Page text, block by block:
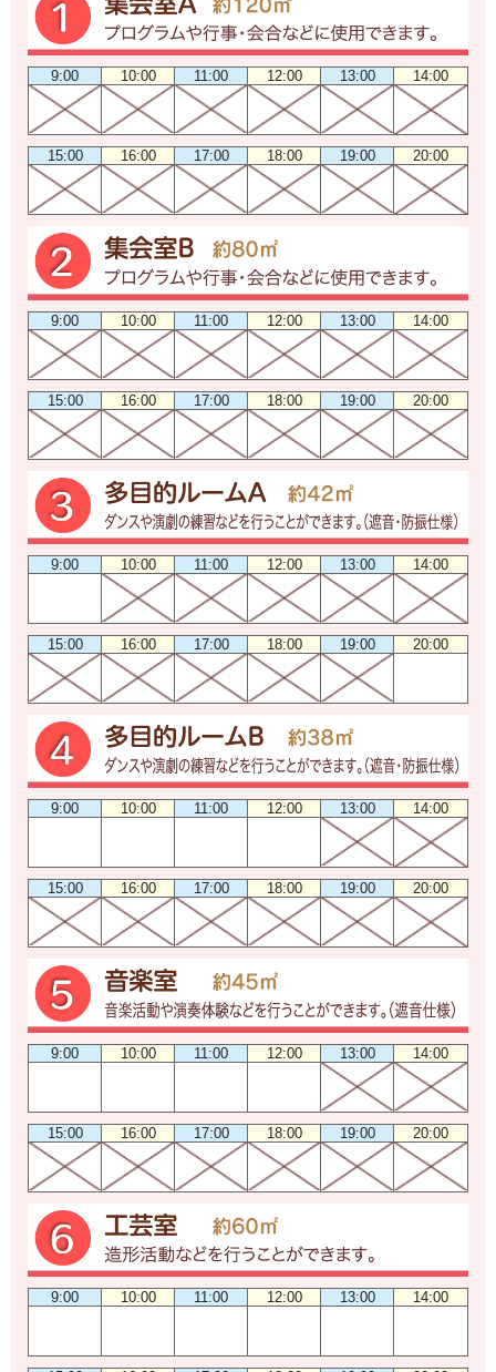
9:00 10:00 11:00 12:00 13:00 14:00
15:00 16:00 17:00 18:00 19:00 20:00
9:00 10:00 11:00 12:00 13:00 14:00
15:00 16:00 17:00 18:00 19:00 20:00
9:00 10:00 11:00 12:00 13:00 14:00
15:00 16:00 17:00 18:00 19:00 20:00
9:00 10:00 11:00 12:00 13:00 14:00
15:00 16:00 17:00 18:00 19:00 20:00
9:00 10:00 11:00 12:00 13:00 14:00
15:00 16:00 17:00 18:00 19:00 20:00
9:00 10:00 11:00 12:00 13:00 14:00